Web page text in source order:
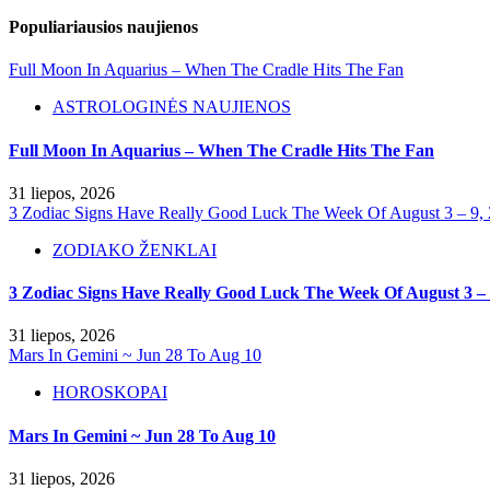
Populiariausios naujienos
Full Moon In Aquarius – When The Cradle Hits The Fan
ASTROLOGINĖS NAUJIENOS
Full Moon In Aquarius – When The Cradle Hits The Fan
31 liepos, 2026
3 Zodiac Signs Have Really Good Luck The Week Of August 3 – 9,
ZODIAKO ŽENKLAI
3 Zodiac Signs Have Really Good Luck The Week Of August 3 –
31 liepos, 2026
Mars In Gemini ~ Jun 28 To Aug 10
HOROSKOPAI
Mars In Gemini ~ Jun 28 To Aug 10
31 liepos, 2026